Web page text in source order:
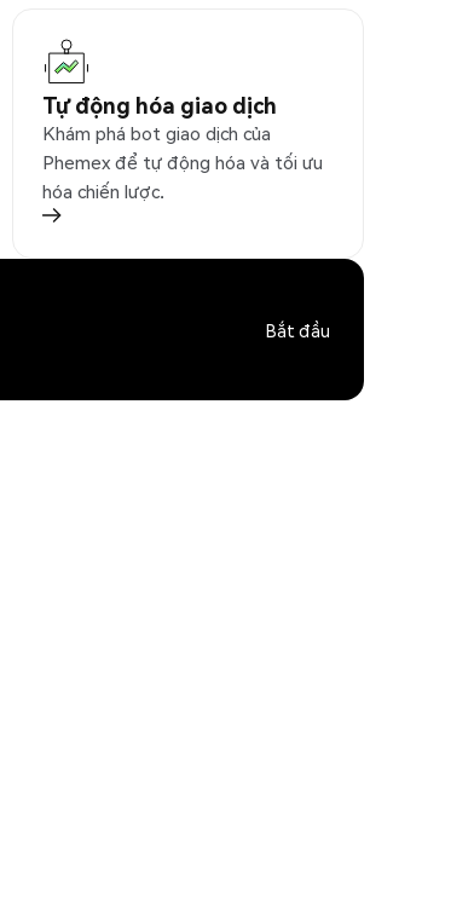
Tự động hóa giao dịch
Khám phá bot giao dịch của
Phemex để tự động hóa và tối ưu
hóa chiến lược.
Bắt đầu